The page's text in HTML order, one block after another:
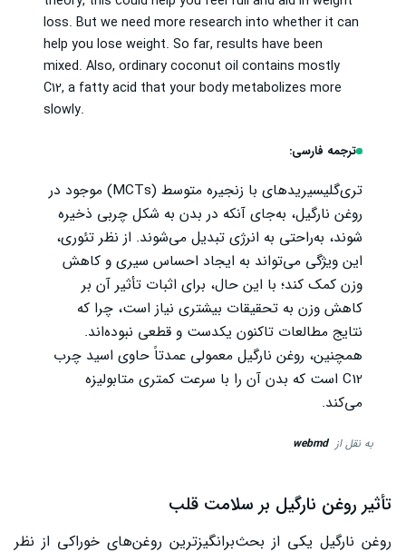
loss. But we need more research into whether it can
help you lose weight. So far, results have been
mixed. Also, ordinary coconut oil contains mostly
C12, a fatty acid that your body metabolizes more
slowly.
ترجمه فارسی:
تری‌گلیسیریدهای با زنجیره متوسط ​​(MCTs) موجود در
روغن نارگیل، به‌جای آنکه در بدن به شکل چربی ذخیره
شوند، به‌راحتی به انرژی تبدیل می‌شوند. از نظر تئوری،
این ویژگی می‌تواند به ایجاد احساس سیری و کاهش
وزن کمک کند؛ با این حال، برای اثبات تأثیر آن بر
کاهش وزن به تحقیقات بیشتری نیاز است، چرا که
نتایج مطالعات تاکنون یکدست و قطعی نبوده‌اند.
همچنین، روغن نارگیل معمولی عمدتاً حاوی اسید چرب
C12 است که بدن آن را با سرعت کمتری متابولیزه
می‌کند.
به نقل از webmd
تأثیر روغن نارگیل بر سلامت قلب
روغن نارگیل یکی از بحث‌برانگیزترین روغن‌های خوراکی از نظر